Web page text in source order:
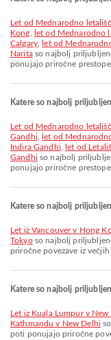
let od Mednarodno letališče Vancouver do Mednarodno letališče Hong
Kong
let od Mednarodno
Calgary,
let od
Naritaso najbolj
ponujajo priročne prestope
Katere so najbolj
let od Mednarodno letališče Kuala Lumpur do Mednarodno letališče Indira
Gandhi
let od
Indira Gandhi
let od
Gandhi so najbolj
ponujajo priročne prestope
Katere so najbolj
let iz Vancouver v Hong
Tokyoso najbolj
priročne povezave iz večjih
Katere so najbolj
let iz Kuala Lumpur v New
Kathmandu v New Delhi
poti ponujajo priročne